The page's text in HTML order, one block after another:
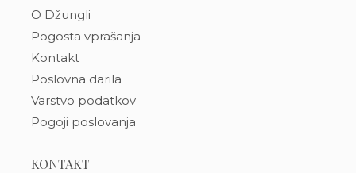
O Džungli
Pogosta vprašanja
Kontakt
Poslovna darila
Varstvo podatkov
Pogoji poslovanja
KONTAKT